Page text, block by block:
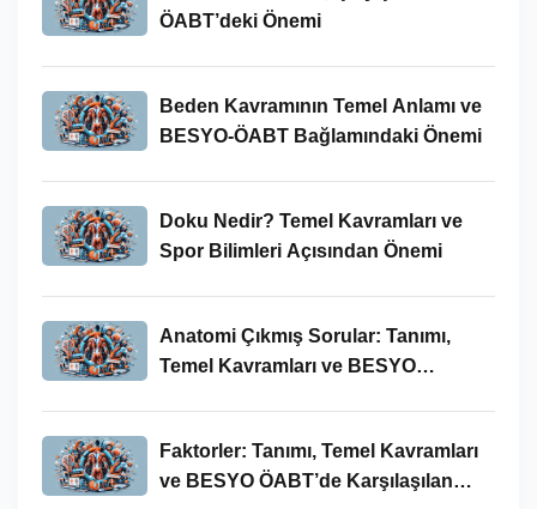
ÖABT’deki Önemi
Beden Kavramının Temel Anlamı ve
BESYO-ÖABT Bağlamındaki Önemi
Doku Nedir? Temel Kavramları ve
Spor Bilimleri Açısından Önemi
Anatomi Çıkmış Sorular: Tanımı,
Temel Kavramları ve BESYO
Faktorler: Tanımı, Temel Kavramları
ve BESYO ÖABT’de Karşılaşılan